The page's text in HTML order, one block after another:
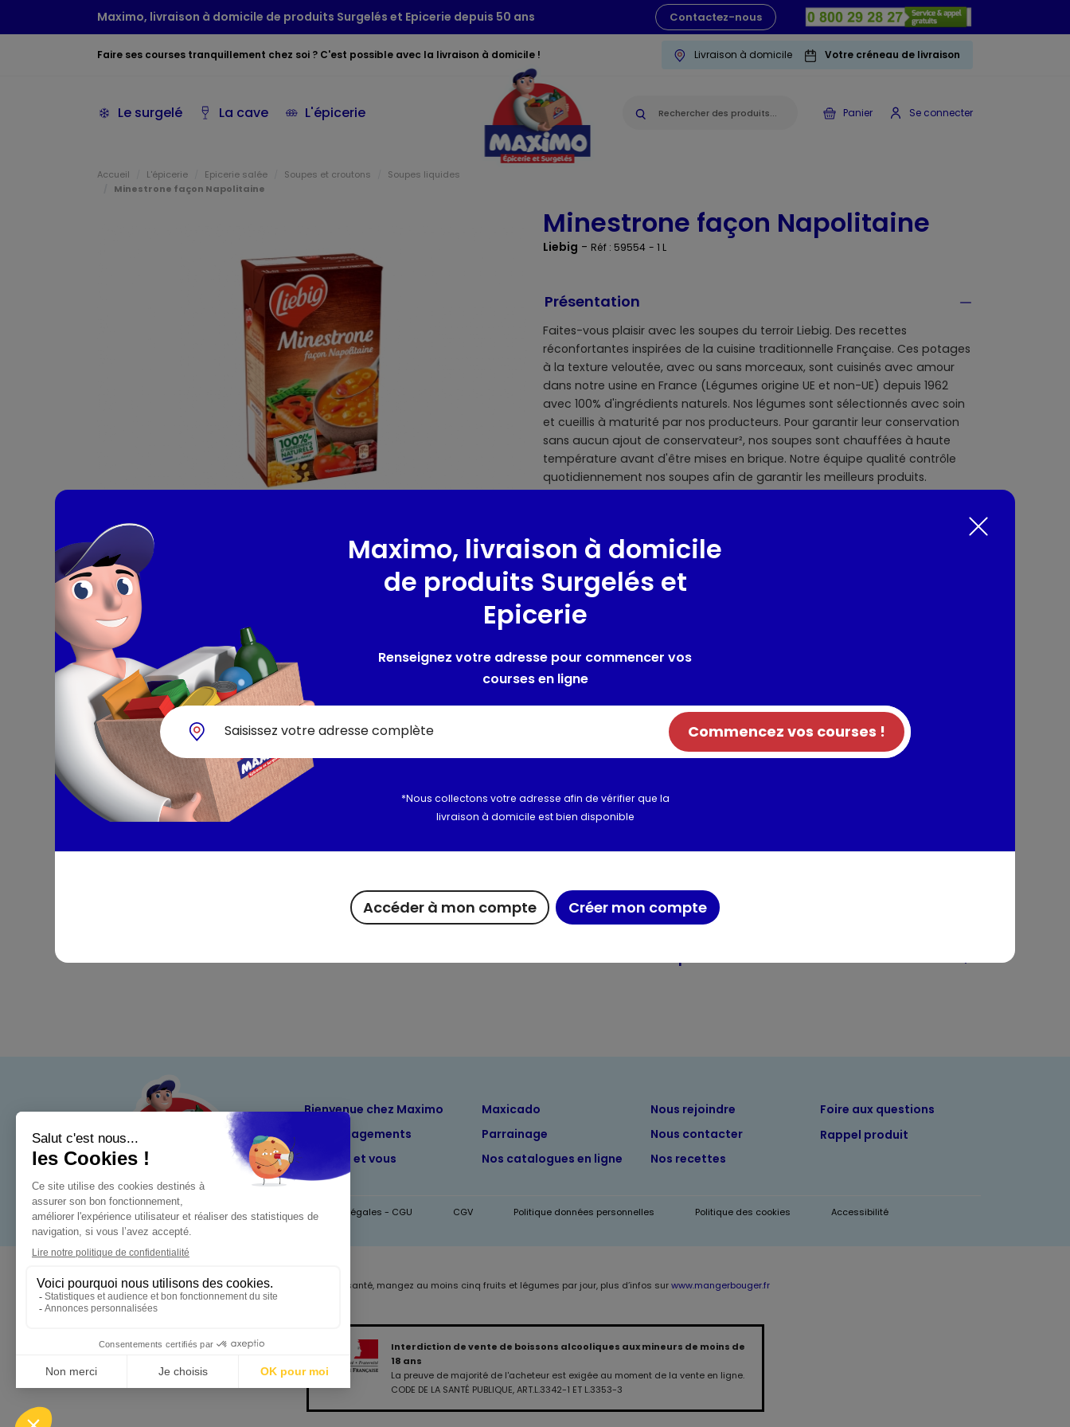
Maximo, livraison à domicile de produits Surgelés et Epicerie depuis 50 ans Contactez-nous
Faire ses courses tranquillement chez soi ? C'est possible avec la livraison à domicile ! Livraison à domicile Votre créneau de livraison
Le surgelé La cave L'épicerie Panier Se connecter
Accueil L'épicerie Epicerie salée Soupes et croutons
Soupes liquides
Minestrone façon Napolitaine
Minestrone façon Napolitaine
Liebig - Réf : 59554 - 1 L
Présentation
Faites-vous plaisir avec les soupes du terroir Liebig. Des recettes
réconfortantes inspirées de la cuisine traditionnelle Française. Ces potages
à la texture veloutée, avec ou sans morceaux, sont cuisinés avec amour
dans notre usine en France (Légumes origine UE et non-UE) depuis 1962
avec 100% d'ingrédients naturels. Nos légumes sont sélectionnés avec soin
et cueillis à maturité par nos producteurs. Pour garantir leur conservation
sans aucun ajout de conservateur², nos soupes sont chauffées à haute
température avant d'être mises en brique. Notre équipe qualité contrôle
quotidiennement nos soupes afin de garantir les meilleurs produits.
Retrouvez ces soupes en brique familiale 1L. ²Comme toutes les soupes du
ajout de conservateur. Nos équipes s'engagent à vous proposer des
produits de qualité élaborés avec des légumes cultivés avec soin et
récoltés à maturité. Pour plus d'informations sur notre histoire ou nos
recettes, rendez-vous sur www.liebig.fr
Composition / Ingrédients / Allergènes
Ingrédients: eau,jus de tomate à base de concentré 10%,carotte
10%,oignon,oignon réhydraté,pâtes cuites 2,4% (semoule de BLÉ (GLUTEN),
blanc d'OEUF),navet,haricot rouge 2,0%,haricot vert 2,0%,petit pois
d'olive vierge extra,arômes naturels,ail,arômes naturels de poivre et de
fenouil. Peut contenir des traces de lait, lupin, soja, moutarde.
Valeurs nutritionnelles
Minestrone façon
0,00 €
Bienvenue chez Maximo
Nos engagements
Maximo et vous
Maxicado
Parrainage
Nos catalogues en ligne
Nous rejoindre
Nous contacter
Nos recettes
Foire aux questions
Rappel produit
Mentions légales - CGU CGV Politique données personnelles Politique des cookies Accessibilité
Pour votre santé, mangez au moins cinq fruits et légumes par jour, plus d’infos surwww.mangerbouger.fr
Interdiction de vente de boissons alcooliques aux mineurs de moins de
18 ans
La preuve de majorité de l'acheteur est exigée au moment de la vente en ligne.
CODE DE LA SANTÉ PUBLIQUE, ART.L.3342-1 ET L.3353-3
Maximo, livraison à domicile
de produits Surgelés et
Epicerie
Renseignez votre adresse pour commencer vos
courses en ligne
Commencez vos courses !
*Nous collectons votre adresse afin de vérifier que la
livraison à domicile est bien disponible
Accéder à mon compte Créer mon compte